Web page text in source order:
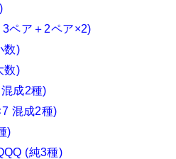
ペア＋2ペア×2)
数)
数)
成2種)
混成2種)
)
(純3種)